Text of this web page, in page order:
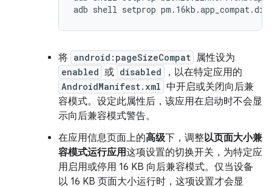
将 android:pageSizeCompat 属性设为
enabled 或 disabled ，以在特定应用的
AndroidManifest.xml 中开启或关闭向后兼
容模式。设定此属性后，该应用在启动时不会显
示向后兼容模式警告。
在应用信息页面上的高级下，调整以页面大小兼
容模式运行应用这项设置的切换开关，为特定应
用启用或停用 16 KB 向后兼容模式。仅当设备
以 16 KB 页面大小运行时，这项设置才会显